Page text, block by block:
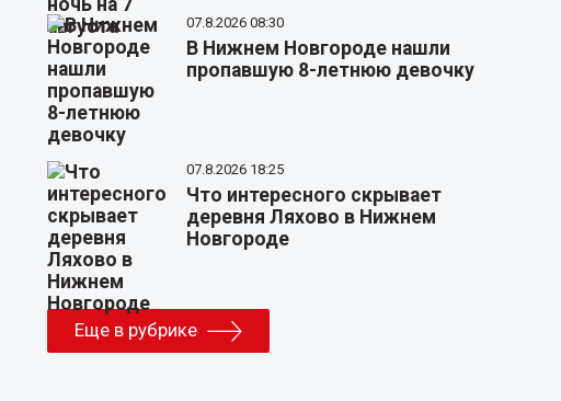
07.8.2026 08:30
В Нижнем Новгороде нашли
пропавшую 8-летнюю девочку
07.8.2026 18:25
Что интересного скрывает
деревня Ляхово в Нижнем
Новгороде
Еще в рубрике